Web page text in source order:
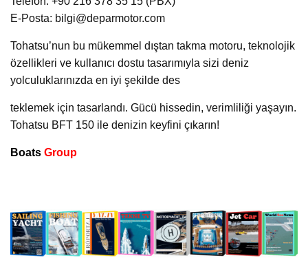
E-Posta: bilgi@deparmotor.com
Tohatsu’nun bu mükemmel dıştan takma motoru, teknolojik
özellikleri ve kullanıcı dostu tasarımıyla sizi deniz
yolculuklarınızda en iyi şekilde des
teklemek için tasarlandı. Gücü hissedin, verimliliği yaşayın.
Tohatsu BFT 150 ile denizin keyfini çıkarın!
Boats Group